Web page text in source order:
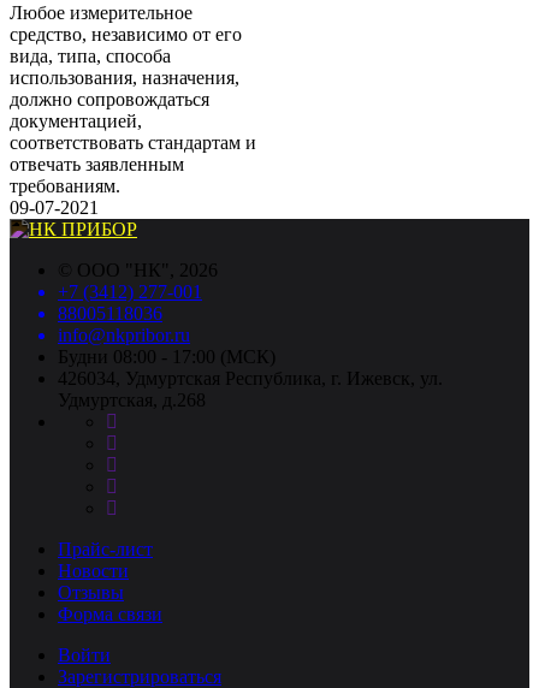
Любое измерительное
средство, независимо от его
вида, типа, способа
использования, назначения,
должно сопровождаться
документацией,
соответствовать стандартам и
отвечать заявленным
требованиям.
09-07-2021
© ООО "НК", 2026
+7 (3412) 277-001
88005118036
info@nkpribor.ru
Будни 08:00 - 17:00 (МСК)
426034, Удмуртская Республика, г. Ижевск, ул.
Удмуртская, д.268
Прайс-лист
Новости
Отзывы
Форма связи
Войти
Зарегистрироваться